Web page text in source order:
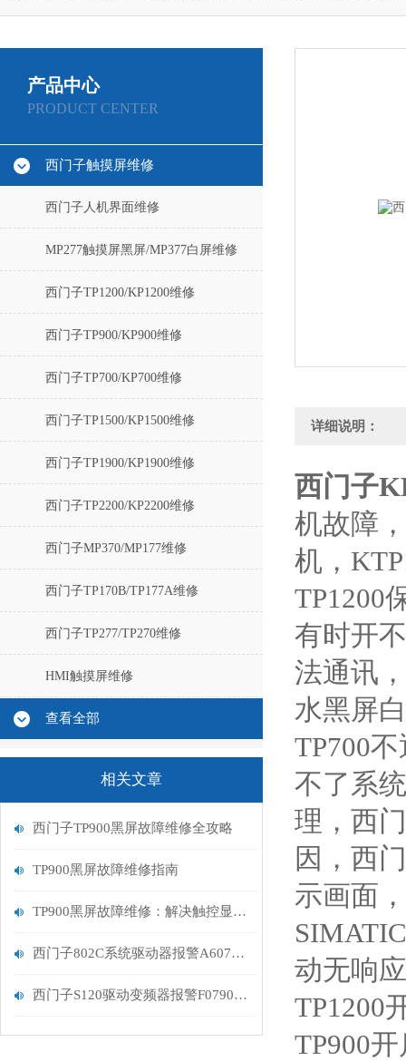
产品中心
PRODUCT CENTER
西门子触摸屏维修
西门子人机界面维修
MP277触摸屏黑屏/MP377白屏维修
西门子TP1200/KP1200维修
西门子TP900/KP900维修
西门子TP700/KP700维修
西门子TP1500/KP1500维修
西门子TP1900/KP1900维修
西门子TP2200/KP2200维修
西门子MP370/MP177维修
西门子TP170B/TP177A维修
西门子TP277/TP270维修
HMI触摸屏维修
查看全部
相关文章
西门子TP900黑屏故障维修全攻略
TP900黑屏故障维修指南
TP900黑屏故障维修：解决触控显示设备的常见问题
西门子802C系统驱动器报警A607控制器坏维修解决
西门子S120驱动变频器报警F07900维修处理
详细说明：
西门子
机故障
机，
TP1200
有时开
法通讯
水黑屏
TP700
不了系
理，西
因，西
示画面
动无响
TP1200
TP900